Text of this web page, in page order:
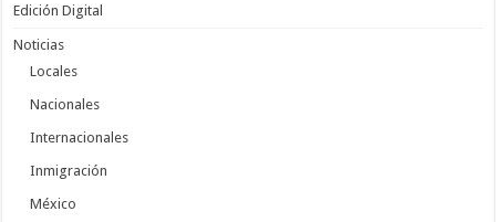
Edición Digital
Noticias
Locales
Nacionales
Internacionales
Inmigración
México